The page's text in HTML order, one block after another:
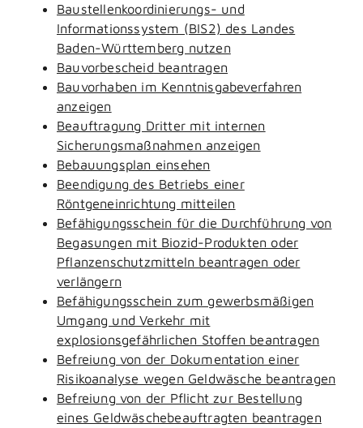
Baustellenkoordinierungs- und
Informationssystem (BIS2) des Landes
Baden-Württemberg nutzen
Bauvorbescheid beantragen
Bauvorhaben im Kenntnisgabeverfahren
anzeigen
Beauftragung Dritter mit internen
Sicherungsmaßnahmen anzeigen
Bebauungsplan einsehen
Beendigung des Betriebs einer
Röntgeneinrichtung mitteilen
Befähigungsschein für die Durchführung von
Begasungen mit Biozid-Produkten oder
Pflanzenschutzmitteln beantragen oder
verlängern
Befähigungsschein zum gewerbsmäßigen
Umgang und Verkehr mit
explosionsgefährlichen Stoffen beantragen
Befreiung von der Dokumentation einer
Risikoanalyse wegen Geldwäsche beantragen
Befreiung von der Pflicht zur Bestellung
eines Geldwäschebeauftragten beantragen